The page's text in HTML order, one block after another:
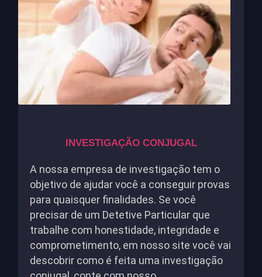
INVESTIGAÇÃO CONJUGAL
A nossa empresa de investigação tem o
objetivo de ajudar você a conseguir provas
para quaisquer finalidades. Se você
precisar de um Detetive Particular que
trabalhe com honestidade, integridade e
comprometimento, em nosso site você vai
descobrir como é feita uma investigação